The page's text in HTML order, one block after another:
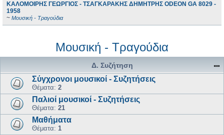
ΚΑΛΟΜΟΙΡΗΣ ΓΕΩΡΓΙΟΣ - ΤΣΑΓΚΑΡΑΚΗΣ ΔΗΜΗΤΡΗΣ ODEON GA 8029 -
1958
~ Μουσική - Τραγούδια
Μουσική - Τραγούδια
Δ. Συζήτηση
Σύγχρονοι μουσικοί - Συζητήσεις
Θέματα: 2
Παλιοί μουσικοί - Συζητήσεις
Θέματα: 21
Μαθήματα
Θέματα: 1